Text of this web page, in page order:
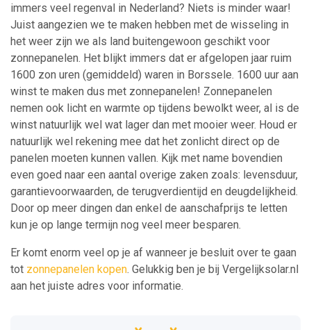
immers veel regenval in Nederland? Niets is minder waar!
Juist aangezien we te maken hebben met de wisseling in
het weer zijn we als land buitengewoon geschikt voor
zonnepanelen. Het blijkt immers dat er afgelopen jaar ruim
1600 zon uren (gemiddeld) waren in Borssele. 1600 uur aan
winst te maken dus met zonnepanelen! Zonnepanelen
nemen ook licht en warmte op tijdens bewolkt weer, al is de
winst natuurlijk wel wat lager dan met mooier weer. Houd er
natuurlijk wel rekening mee dat het zonlicht direct op de
panelen moeten kunnen vallen. Kijk met name bovendien
even goed naar een aantal overige zaken zoals: levensduur,
garantievoorwaarden, de terugverdientijd en deugdelijkheid.
Door op meer dingen dan enkel de aanschafprijs te letten
kun je op lange termijn nog veel meer besparen.
Er komt enorm veel op je af wanneer je besluit over te gaan
tot zonnepanelen kopen. Gelukkig ben je bij Vergelijksolar.nl
aan het juiste adres voor informatie.